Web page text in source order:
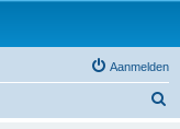
Aanmelden